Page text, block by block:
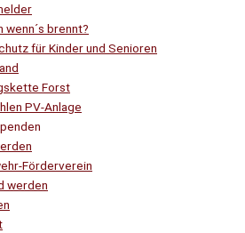
wenn´s brennt?
für Kinder und Senioren
Forst
PV-Anlage
Förderverein
werden